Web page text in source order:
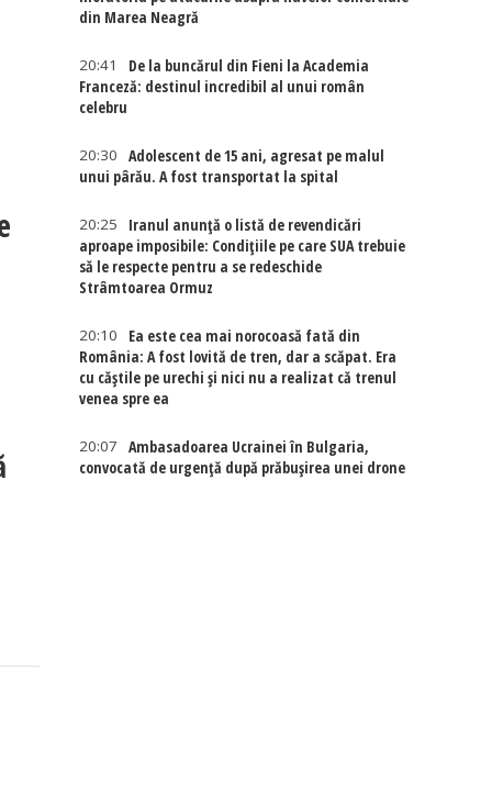
din Marea Neagră
20:41
De la buncărul din Fieni la Academia
Franceză: destinul incredibil al unui român
celebru
20:30
Adolescent de 15 ani, agresat pe malul
unui pârău. A fost transportat la spital
20:25
Iranul anunță o listă de revendicări
aproape imposibile: Condițiile pe care SUA trebuie
să le respecte pentru a se redeschide
Strâmtoarea Ormuz
20:10
Ea este cea mai norocoasă fată din
România: A fost lovită de tren, dar a scăpat. Era
cu căștile pe urechi și nici nu a realizat că trenul
venea spre ea
20:07
Ambasadoarea Ucrainei în Bulgaria,
convocată de urgență după prăbușirea unei drone